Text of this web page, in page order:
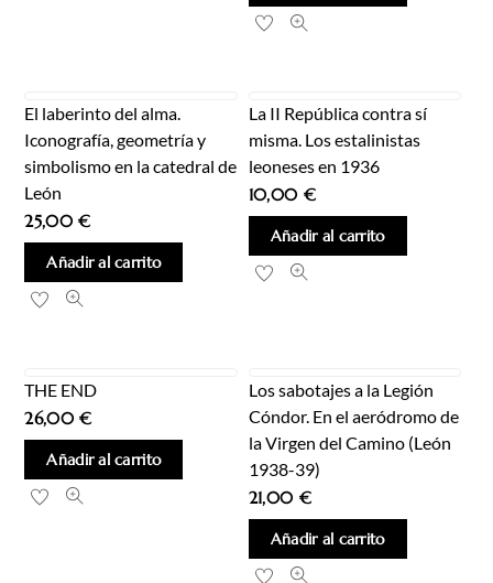
El laberinto del alma.
Iconografía, geometría y
simbolismo en la catedral de
León
25,00€
Añadir al carrito
La II República contra sí
misma. Los estalinistas
leoneses en 1936
10,00 €
Añadir al carrito
THE END
26,00€
Añadir al carrito
Los sabotajes a la Legión
Cóndor. En el aeródromo de
la Virgen del Camino (León
1938-39)
21,00 €
Añadir al carrito